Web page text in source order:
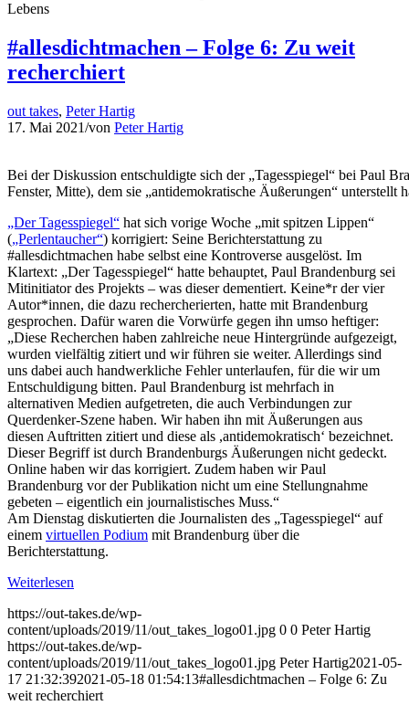
Lebens
#allesdichtmachen – Folge 6: Zu weit
recherchiert
out takes, Peter Hartig
17. Mai 2021/von Peter Hartig
Bei der Diskussion entschuldigte sich der „Tagesspiegel“ bei Paul
Fenster, Mitte), dem sie „antidemokratische Äußerungen“ unterstellt
„Der Tagesspiegel“ hat sich vorige Woche „mit spitzen Lippen“
(„Perlentaucher“) korrigiert: Seine Berichterstattung zu
#allesdichtmachen habe selbst eine Kontroverse ausgelöst. Im
Klartext: „Der Tagesspiegel“ hatte behauptet, Paul Brandenburg sei
Mitinitiator des Projekts – was dieser dementiert. Keine*r der vier
Autor*innen, die dazu rechercherierten, hatte mit Brandenburg
gesprochen. Dafür waren die Vorwürfe gegen ihn umso heftiger:
„Diese Recherchen haben zahlreiche neue Hintergründe aufgezeigt,
wurden vielfältig zitiert und wir führen sie weiter. Allerdings sind
uns dabei auch handwerkliche Fehler unterlaufen, für die wir um
Entschuldigung bitten. Paul Brandenburg ist mehrfach in
alternativen Medien aufgetreten, die auch Verbindungen zur
Querdenker-Szene haben. Wir haben ihn mit Äußerungen aus
diesen Auftritten zitiert und diese als ,antidemokratisch‘ bezeichnet.
Dieser Begriff ist durch Brandenburgs Äußerungen nicht gedeckt.
Online haben wir das korrigiert. Zudem haben wir Paul
Brandenburg vor der Publikation nicht um eine Stellungnahme
gebeten – eigentlich ein journalistisches Muss.“
Am Dienstag diskutierten die Journalisten des „Tagesspiegel“ auf
einem virtuellen Podium mit Brandenburg über die
Berichterstattung.
Weiterlesen
https://out-takes.de/wp-
content/uploads/2019/11/out_takes_logo01.jpg 0 0 Peter Hartig
https://out-takes.de/wp-
content/uploads/2019/11/out_takes_logo01.jpg Peter Hartig2021-05-
17 21:32:392021-05-18 01:54:13#allesdichtmachen – Folge 6: Zu
weit recherchiert